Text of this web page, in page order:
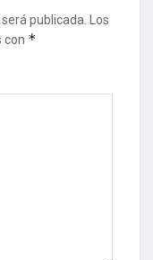
publicada. Los
con *